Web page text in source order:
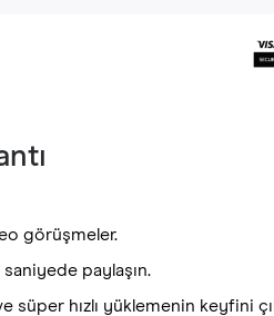
görüşmeler.
paylaşın.
süper hızlı yüklemenin keyfini